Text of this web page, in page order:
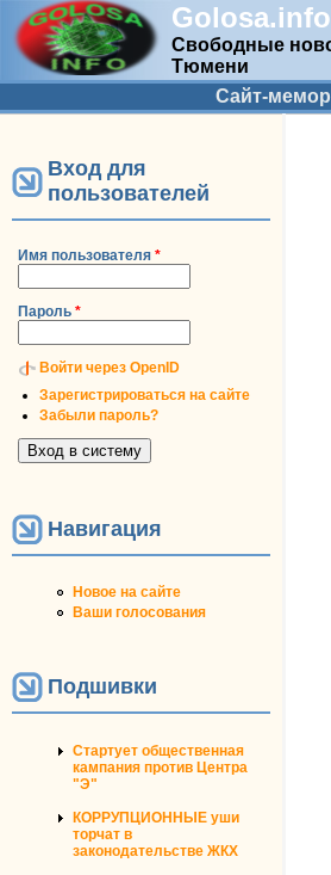
Golosa.info
Свободные
Тюмени
Дополнительное меню
Сайт-
Вход для
пользователей
Имя пользователя *
Пароль *
Войти через OpenID
Зарегистрироваться на сайте
Забыли пароль?
Навигация
Новое на сайте
Ваши голосования
Подшивки
Стартует общественная
кампания против Центра
"Э"
КОРРУПЦИОННЫЕ уши
торчат в
законодательстве ЖКХ